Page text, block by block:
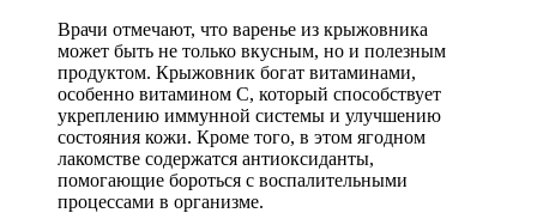
Врачи отмечают, что варенье из крыжовника
может быть не только вкусным, но и полезным
продуктом. Крыжовник богат витаминами,
особенно витамином C, который способствует
укреплению иммунной системы и улучшению
состояния кожи. Кроме того, в этом ягодном
лакомстве содержатся антиоксиданты,
помогающие бороться с воспалительными
процессами в организме.